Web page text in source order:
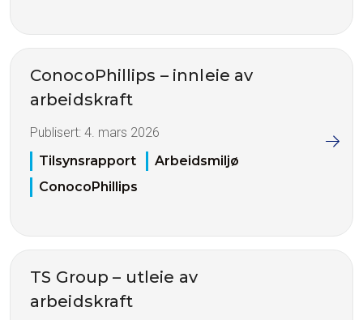
ConocoPhillips – innleie av
arbeidskraft
Publisert: 4. mars 2026
Tilsynsrapport
Arbeidsmiljø
ConocoPhillips
TS Group – utleie av
arbeidskraft